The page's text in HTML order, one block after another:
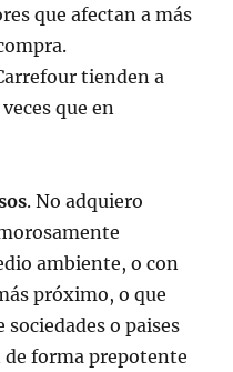
que afectan a más
tienden a
que en
. No adquiero
ambiente, o con
próximo, o que
o paises
de forma prepotente